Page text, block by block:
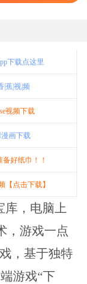
下载点这里
|蕉|视|频
视频下载
画下载
备好纸巾！！
【点击下载】
库，电脑上
，游戏一点
，基于独特
游戏“下